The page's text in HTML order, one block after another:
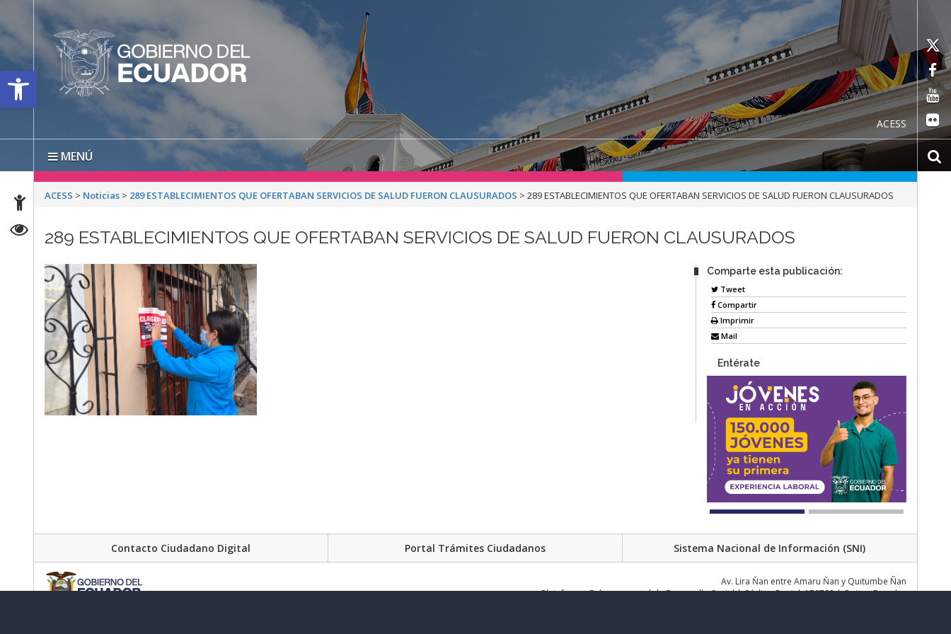
Open toolbar
ACESS
MENÚ
ACESS > Noticias > 289 ESTABLECIMIENTOS QUE OFERTABAN SERVICIOS DE SALUD FUERON CLAUSURADOS >289 ESTABLECIMIENTOS QUE OFERTABAN SERVICIOS DE SALUD FUERON CLAUSURADOS
289 ESTABLECIMIENTOS QUE OFERTABAN SERVICIOS DE SALUD FUERON CLAUSURADOS
Comparte esta publicación:
Tweet
Compartir
Imprimir
Mail
Entérate
Contacto Ciudadano Digital Portal Trámites Ciudadanos Sistema Nacional de Información (SNI)
Av. Lira Ňan entre Amaru Ňan y Quitumbe Ñan
Plataforma Gubernamental de Desarrollo Social | Código Postal: 170702 | Quito - Ecuador